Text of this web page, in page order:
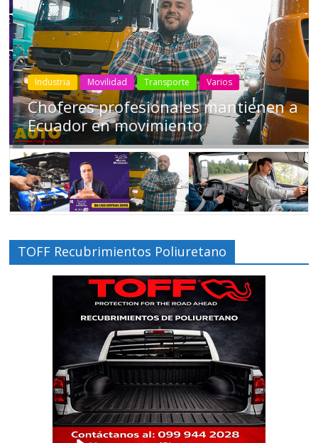
Industria Movilidad Transporte Varios
Choferes profesionales mantienen a
Ecuador en movimiento
TOFF Recubrimientos Poliuretano